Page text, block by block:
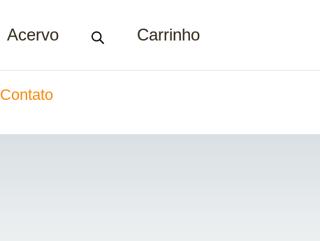
Acervo Carrinho
Contato